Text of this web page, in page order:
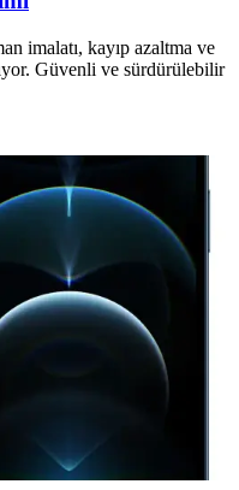
imalatı, kayıp azaltma ve
Güvenli ve sürdürülebilir